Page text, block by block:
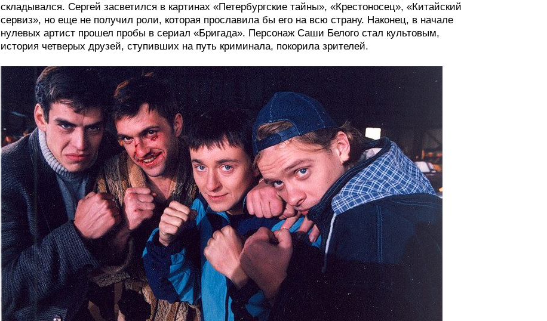
складывался. Сергей засветился в картинах «Петербургские тайны», «Крестоносец», «Китайский
сервиз», но еще не получил роли, которая прославила бы его на всю страну. Наконец, в начале
нулевых артист прошел пробы в сериал «Бригада». Персонаж Саши Белого стал культовым,
история четверых друзей, ступивших на путь криминала, покорила зрителей.